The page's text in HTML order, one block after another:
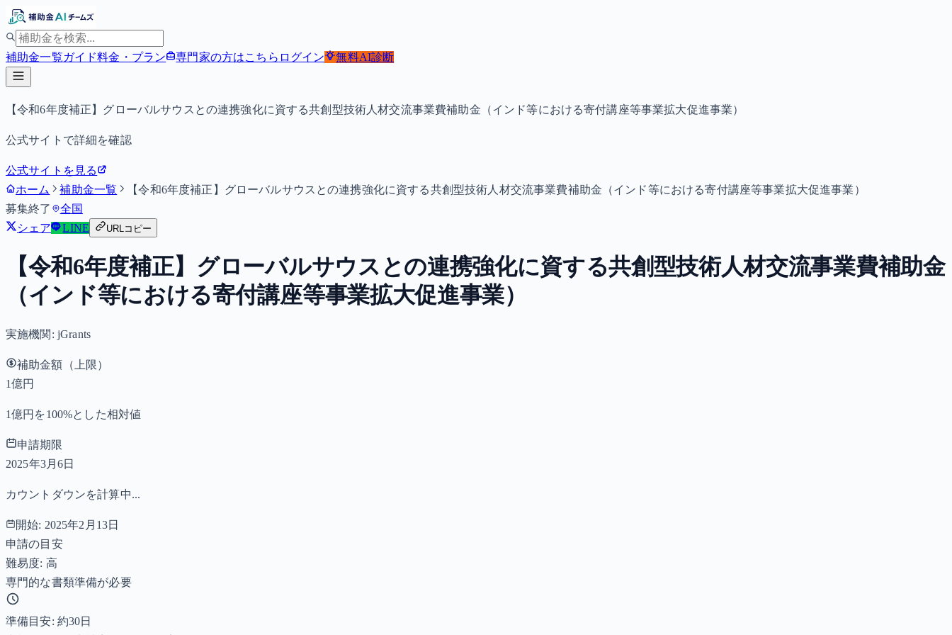
補助金一覧ガイド料金・プラン 専門家の方はこちら ログイン 無料AI診断
【令和6年度補正】グローバルサウスとの連携強化に資する共創型技術人材交流事業費補助金（インド等における寄付講座等事業拡大促進事業）
公式サイトで詳細を確認
公式サイトを見る
ホーム
補助金一覧
【令和6年度補正】グローバルサウスとの連携強化に資する共創型技術人材交流事業費補助金（インド等における寄付講座等事業拡大促進事業）
募集終了
全国
シェア
LINE URLコピー
【令和6年度補正】グローバルサウスとの連携強化に資する共創型技術人材交流事業費補助金
（インド等における寄付講座等事業拡大促進事業）
実施機関: jGrants
補助金額（上限）
1億円
1億円を100%とした相対値
申請期限
2025年3月6日
カウントダウンを計算中...
開始: 2025年2月13日
申請の目安
難易度: 高
専門的な書類準備が必要
準備目安: 約30日